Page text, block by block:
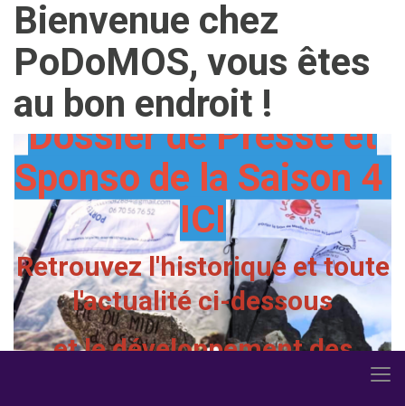
Bienvenue chez
PoDoMOS, vous êtes
au bon endroit !
Présentation de
PoDoMOS en 1 mn ICI
Dossier de Presse et
Sponso de la Saison 4
ICI
Retrouvez l'historique et toute
l'actualité ci-dessous
et le développement des